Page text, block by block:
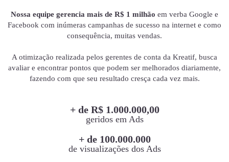
Nossa equipe gerencia mais de R$ 1 milhão em verba Google e
Facebook com inúmeras campanhas de sucesso na internet e como
consequência, muitas vendas.
A otimização realizada pelos gerentes de conta da Kreatif, busca
avaliar e encontrar pontos que podem ser melhorados diariamente,
fazendo com que seu resultado cresça cada vez mais.
+ de R$ 1.000.000,00
geridos em Ads
+ de 100.000.000
de visualizações dos Ads